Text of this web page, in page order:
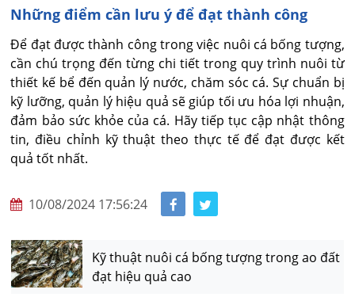
Những điểm cần lưu ý để đạt thành công
Để đạt được thành công trong việc nuôi cá bống tượng,
cần chú trọng đến từng chi tiết trong quy trình nuôi từ
thiết kế bể đến quản lý nước, chăm sóc cá. Sự chuẩn bị
kỹ lưỡng, quản lý hiệu quả sẽ giúp tối ưu hóa lợi nhuận,
đảm bảo sức khỏe của cá. Hãy tiếp tục cập nhật thông
tin, điều chỉnh kỹ thuật theo thực tế để đạt được kết
quả tốt nhất.
10/08/2024 17:56:24
Kỹ thuật nuôi cá bống tượng trong ao đất
đạt hiệu quả cao